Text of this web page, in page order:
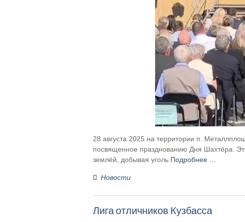
28 августа 2025 на территории п.
посвященное празднованию Дня Шахтёра.
землёй, добывая уголь Подробнее …
Новости
Лига отличников Кузбасса